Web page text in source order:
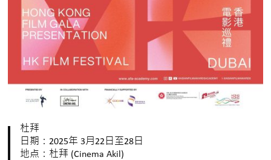
杜拜
日期：2025年 3月22日至28日
地点：杜拜 (Cinema Akil)